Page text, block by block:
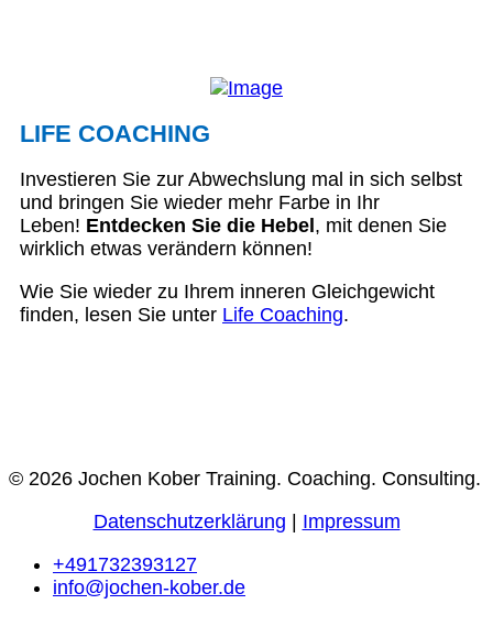
LIFE COACHING
Investieren Sie zur Abwechslung mal in sich selbst
und bringen Sie wieder mehr Farbe in Ihr
Leben! Entdecken Sie die Hebel , mit denen Sie
wirklich etwas verändern können!
Wie Sie wieder zu Ihrem inneren Gleichgewicht
finden, lesen Sie unter Life Coaching.
© 2026 Jochen Kober Training. Coaching. Consulting.
Datenschutzerklärung
Impressum
+491732393127
info@jochen-kober.de